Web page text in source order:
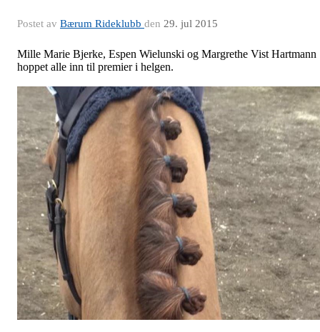
Postet av Bærum Rideklubb den 29. jul 2015
Mille Marie Bjerke, Espen Wielunski og Margrethe Vist Hartmann
hoppet alle inn til premier i helgen.